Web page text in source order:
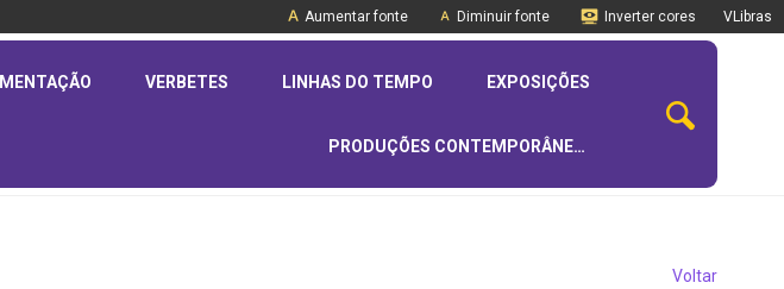
Aumentar fonte Diminuir fonte Inverter cores VLibras
VERBETES LINHAS DO TEMPO EXPOSIÇÕES
PRODUÇÕES CONTEMPORÂNEAS
Voltar